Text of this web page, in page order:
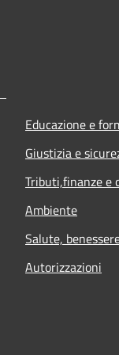
Educazione e
Giustizia e
Tributi,finanze e
Ambiente
Salute,
Autorizzazioni